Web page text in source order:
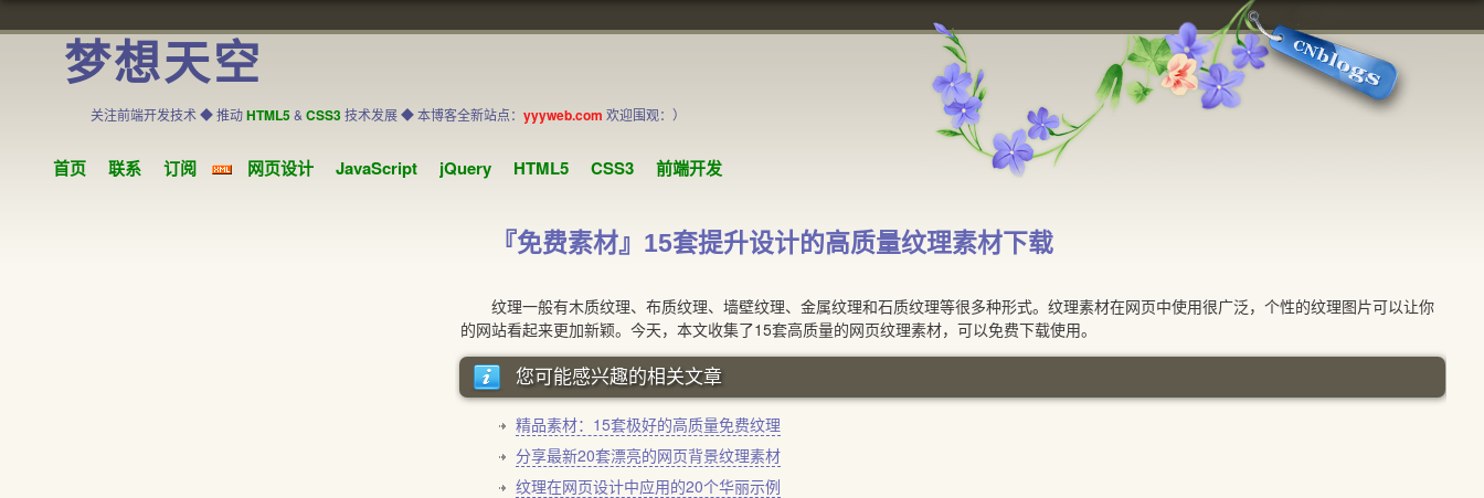
梦想天空
关注前端开发技术 ◆ 推动HTML5& CSS3技术发展 ◆ 本博客全新站点： yyyweb.com 欢迎围观：）
首页 联系 订阅 网页设计 JavaScript jQuery HTML5 CSS3 前端开发
『免费素材』15套提升设计的高质量纹理素材下载
纹理一般有木质纹理、布质纹理、墙壁纹理、金属纹理和石质纹理等很多种形式。纹理素材在网页中使用很广泛，个性的纹理图片可以让你
的网站看起来更加新颖。今天，本文收集了15套高质量的网页纹理素材，可以免费下载使用。
您可能感兴趣的相关文章
精品素材：15套极好的高质量免费纹理
分享最新20套漂亮的网页背景纹理素材
纹理在网页设计中应用的20个华丽示例